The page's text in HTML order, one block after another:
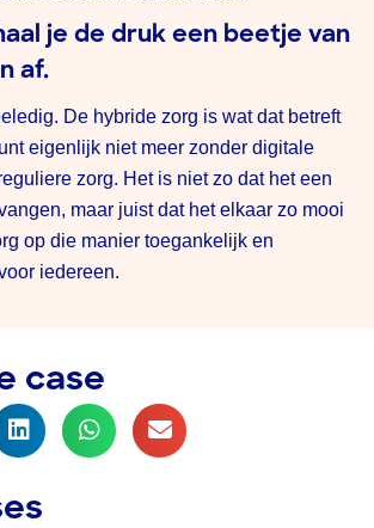
je de druk een beetje van
af.
De hybride zorg is wat dat betreft
eigenlijk niet meer zonder digitale
zorg. Het is niet zo dat het een
maar juist dat het elkaar zo mooi
op die manier toegankelijk en
iedereen.
case